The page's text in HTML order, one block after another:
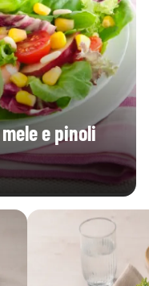
e pinoli